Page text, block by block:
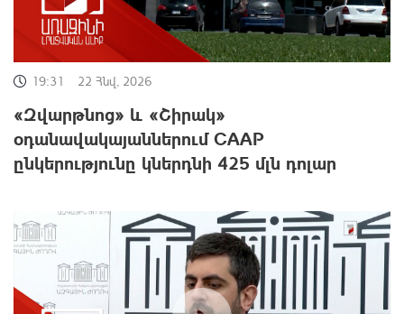
19:31 22 Հնվ, 2026
«Զվարթնոց» և «Շիրակ»
օդանավակայաններում CAAP
ընկերությունը կներդնի 425 մլն դոլար